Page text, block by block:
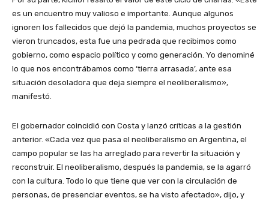
es un encuentro muy valioso e importante. Aunque algunos
ignoren los fallecidos que dejó la pandemia, muchos proyectos se
vieron truncados, esta fue una pedrada que recibimos como
gobierno, como espacio político y como generación. Yo denominé
lo que nos encontrábamos como ‘tierra arrasada’, ante esa
situación desoladora que deja siempre el neoliberalismo»,
manifestó.
El gobernador coincidió con Costa y lanzó críticas a la gestión
anterior. «Cada vez que pasa el neoliberalismo en Argentina, el
campo popular se las ha arreglado para revertir la situación y
reconstruir. El neoliberalismo, después la pandemia, se la agarró
con la cultura. Todo lo que tiene que ver con la circulación de
personas, de presenciar eventos, se ha visto afectado», dijo, y